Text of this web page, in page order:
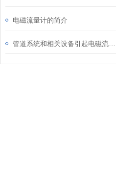
电磁流量计的简介